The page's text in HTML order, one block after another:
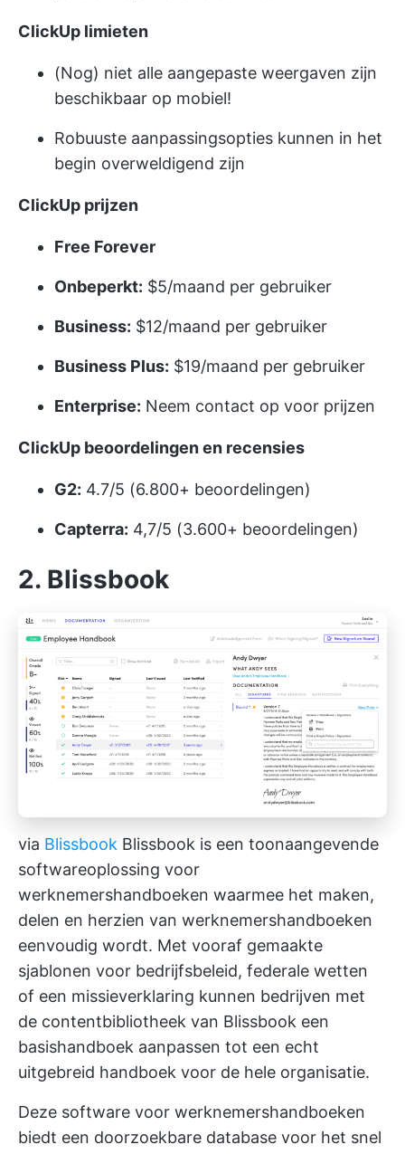
ClickUp limieten
(Nog) niet alle aangepaste weergaven zijn
beschikbaar op mobiel!
Robuuste aanpassingsopties kunnen in het
begin overweldigend zijn
ClickUp prijzen
Free Forever
Onbeperkt: $5/maand per gebruiker
Business: $12/maand per gebruiker
Business Plus: $19/maand per gebruiker
Enterprise: Neem contact op voor prijzen
ClickUp beoordelingen en recensies
G2: 4.7/5 (6.800+ beoordelingen)
Capterra: 4,7/5 (3.600+ beoordelingen)
2. Blissbook
via Blissbook Blissbook is een toonaangevende
softwareoplossing voor
werknemershandboeken waarmee het maken,
delen en herzien van werknemershandboeken
eenvoudig wordt. Met vooraf gemaakte
sjablonen voor bedrijfsbeleid, federale wetten
of een missieverklaring kunnen bedrijven met
de contentbibliotheek van Blissbook een
basishandboek aanpassen tot een echt
uitgebreid handboek voor de hele organisatie.
Deze software voor werknemershandboeken
biedt een doorzoekbare database voor het snel